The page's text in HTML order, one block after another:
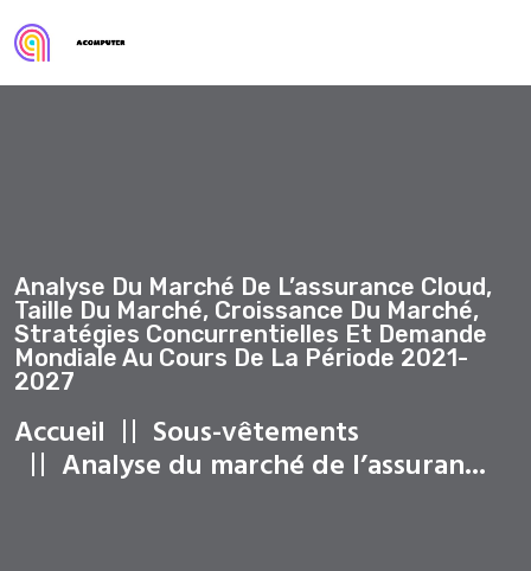
Analyse Du Marché De L’assurance Cloud,
Taille Du Marché, Croissance Du Marché,
Stratégies Concurrentielles Et Demande
Mondiale Au Cours De La Période 2021-
2027
Accueil Sous-vêtements
Analyse du marché de l’assuran...